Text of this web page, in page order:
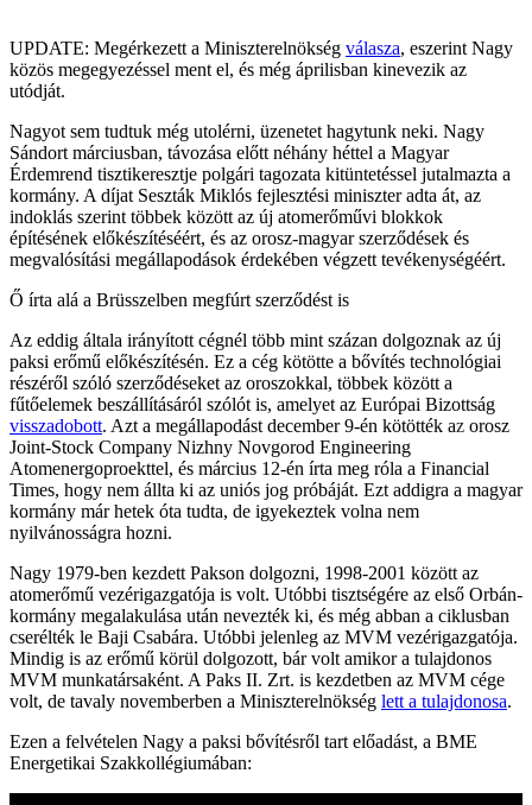
UPDATE: Megérkezett a Miniszterelnökség válasza, eszerint Nagy
közös megegyezéssel ment el, és még áprilisban kinevezik az
utódját.
Nagyot sem tudtuk még utolérni, üzenetet hagytunk neki. Nagy
Sándort márciusban, távozása előtt néhány héttel a Magyar
Érdemrend tisztikeresztje polgári tagozata kitüntetéssel jutalmazta a
kormány. A díjat Seszták Miklós fejlesztési miniszter adta át, az
indoklás szerint többek között az új atomerőművi blokkok
építésének előkészítéséért, és az orosz-magyar szerződések és
megvalósítási megállapodások érdekében végzett tevékenységéért.
Ő írta alá a Brüsszelben megfúrt szerződést is
Az eddig általa irányított cégnél több mint százan dolgoznak az új
paksi erőmű előkészítésén. Ez a cég kötötte a bővítés technológiai
részéről szóló szerződéseket az oroszokkal, többek között a
fűtőelemek beszállításáról szólót is, amelyet az Európai Bizottság
visszadobott. Azt a megállapodást december 9-én kötötték az orosz
Joint-Stock Company Nizhny Novgorod Engineering
Atomenergoproekttel, és március 12-én írta meg róla a Financial
Times, hogy nem állta ki az uniós jog próbáját. Ezt addigra a magyar
kormány már hetek óta tudta, de igyekeztek volna nem
nyilvánosságra hozni.
Nagy 1979-ben kezdett Pakson dolgozni, 1998-2001 között az
atomerőmű vezérigazgatója is volt. Utóbbi tisztségére az első Orbán-
kormány megalakulása után nevezték ki, és még abban a ciklusban
cserélték le Baji Csabára. Utóbbi jelenleg az MVM vezérigazgatója.
Mindig is az erőmű körül dolgozott, bár volt amikor a tulajdonos
MVM munkatársaként. A Paks II. Zrt. is kezdetben az MVM cége
volt, de tavaly novemberben a Miniszterelnökség lett a tulajdonosa.
Ezen a felvételen Nagy a paksi bővítésről tart előadást, a BME
Energetikai Szakkollégiumában: